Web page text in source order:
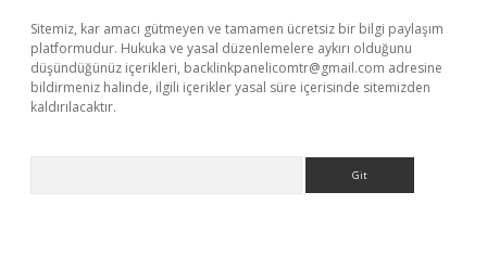
Sitemiz, kar amacı gütmeyen ve tamamen ücretsiz bir bilgi paylaşım
platformudur. Hukuka ve yasal düzenlemelere aykırı olduğunu
düşündüğünüz içerikleri, backlinkpanelicomtr@gmail.com adresine
bildirmeniz halinde, ilgili içerikler yasal süre içerisinde sitemizden
kaldırılacaktır.